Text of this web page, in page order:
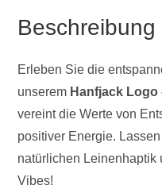
Beschreibung
Erleben Sie die
unserem Hanfjack Logo
vereint die Werte von
positiver Energie.
natürlichen Leinenhaptik
Vibes!